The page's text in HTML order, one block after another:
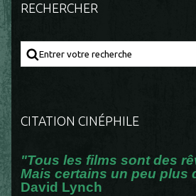
RECHERCHER
CITATION CINÉPHILE
"Tous les films sont des
Mais certains un peu plus
David Lynch